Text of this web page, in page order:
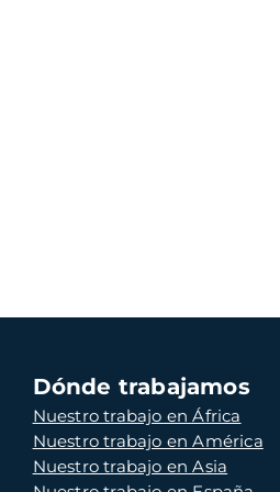
Dónde trabajamos
Nuestro trabajo en África
Nuestro trabajo en América
Nuestro trabajo en Asia